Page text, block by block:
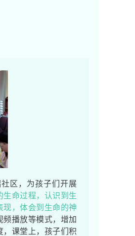
区，为孩子们开展
生命过程，认识到生
现，体会到生命的神
播放等模式，增加
，课堂上，孩子们积